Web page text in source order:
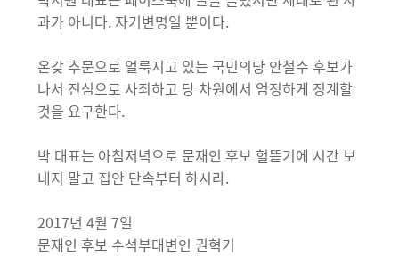
과가 아니다. 자기변명일 뿐이다.
온갖 추문으로 얼룩지고 있는 국민의당 안철수 후보가
나서 진심으로 사죄하고 당 차원에서 엄정하게 징계할
것을 요구한다.
박 대표는 아침저녁으로 문재인 후보 헐뜯기에 시간 보
내지 말고 집안 단속부터 하시라.
2017년 4월 7일
문재인 후보 수석부대변인 권혁기